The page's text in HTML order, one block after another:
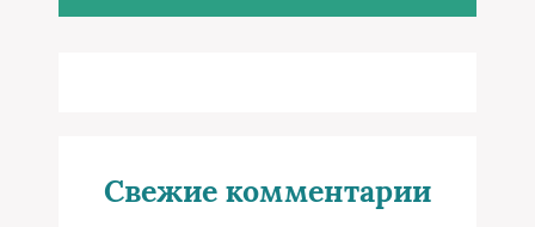
Свежие комментарии